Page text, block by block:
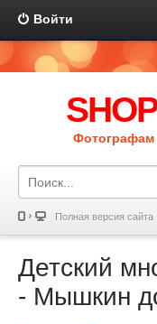
Войти
Полная версия сайта
Детский
- Мышкин